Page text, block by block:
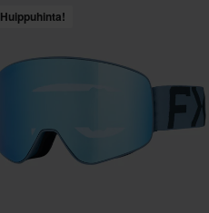
Huippuhinta!